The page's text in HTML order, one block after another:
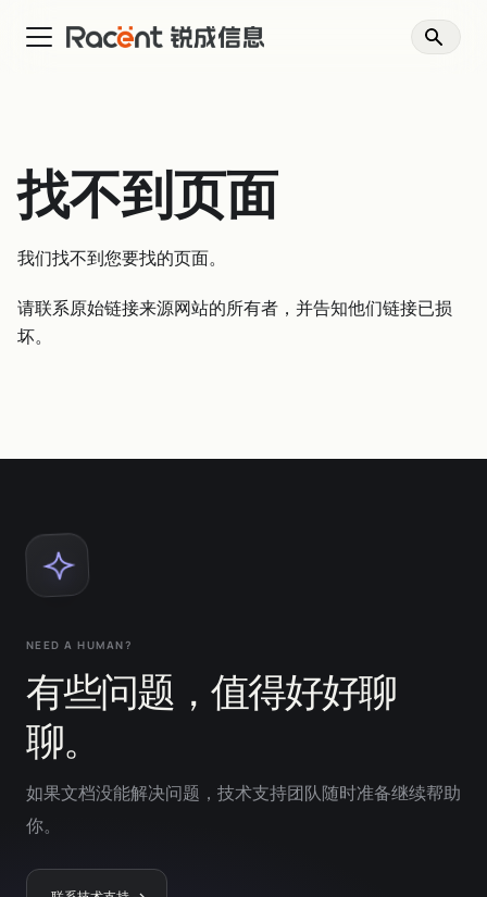
找不到页面
我们找不到您要找的页面。
请联系原始链接来源网站的所有者，并告知他们链接已损
坏。
NEED A HUMAN?
有些问题，值得好好聊
聊。
如果文档没能解决问题，技术支持团队随时准备继续帮助
你。